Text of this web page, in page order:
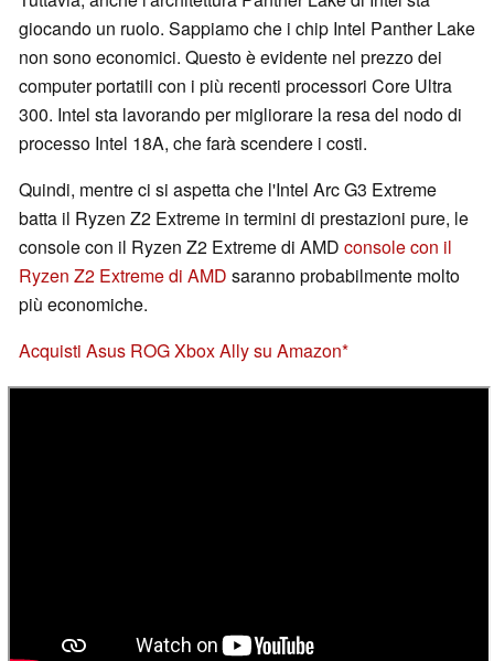
giocando un ruolo. Sappiamo che i chip Intel Panther Lake
non sono economici. Questo è evidente nel prezzo dei
computer portatili con i più recenti processori Core Ultra
300. Intel sta lavorando per migliorare la resa del nodo di
processo Intel 18A, che farà scendere i costi.
Quindi, mentre ci si aspetta che l'Intel Arc G3 Extreme
batta il Ryzen Z2 Extreme in termini di prestazioni pure, le
console con il Ryzen Z2 Extreme di AMD console con il
Ryzen Z2 Extreme di AMD saranno probabilmente molto
più economiche.
Acquisti Asus ROG Xbox Ally su Amazon